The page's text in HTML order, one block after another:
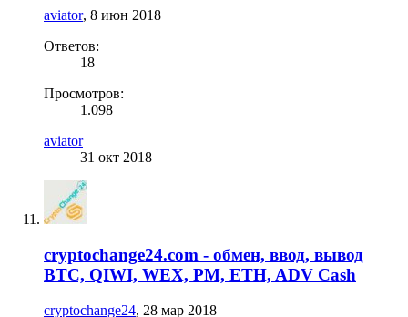
aviator, 8 июн 2018
Ответов:
18
Просмотров:
1.098
aviator
31 окт 2018
cryptochange24.com - обмен, ввод, вывод
BTC, QIWI, WEX, PM, ETH, ADV Cash
cryptochange24, 28 мар 2018